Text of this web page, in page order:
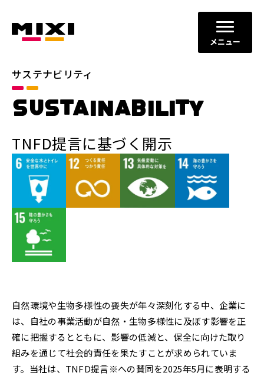
メニュー
サステナビリティ
SUSTAINABILITY
TNFD提言に基づく開示
自然環境や生物多様性の喪失が年々深刻化する中、企業に
は、自社の事業活動が自然・生物多様性に及ぼす影響を正
確に把握するとともに、影響の低減と、保全に向けた取り
組みを通じて社会的責任を果たすことが求められていま
す。当社は、TNFD提言※への賛同を2025年5月に表明する